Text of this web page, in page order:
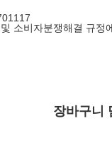
소비자분쟁해결 규정
장바구니